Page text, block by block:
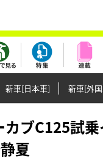
新車[日本車] 新車[外
ブC125試
夏